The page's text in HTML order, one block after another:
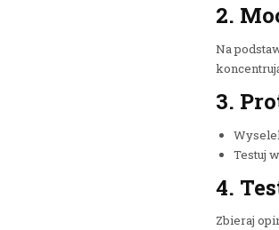
2.
Na
3.
Testuj
4.
Zbieraj